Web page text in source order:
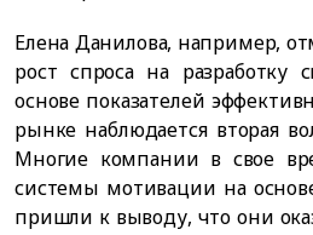
Елена Данилова, например,
рост спроса на разработку
основе показателей
рынке наблюдается вторая
Многие компании в свое
системы мотивации на
пришли к выводу, что они